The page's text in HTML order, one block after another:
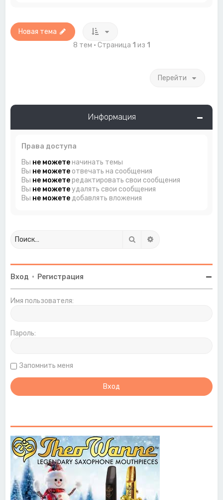
Новая тема
8 тем • Страница 1 из 1
Перейти
Информация
Права доступа
Вы не можетеначинать темы
Вы не можетеотвечать на сообщения
Вы не можетередактировать свои сообщения
Вы не можетеудалять свои сообщения
Вы не можетедобавлять вложения
Поиск
Вход • Регистрация
Имя пользователя:
Пароль:
Запомнить меня